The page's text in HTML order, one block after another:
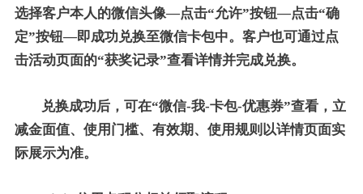
选择客户本人的微信头像—点击“允许”按钮—点击“确
定”按钮—即成功兑换至微信卡包中。客户也可通过点
击活动页面的“获奖记录”查看详情并完成兑换。
兑换成功后，可在“微信-我-卡包-优惠券”查看，立
减金面值、使用门槛、有效期、使用规则以详情页面实
际展示为准。